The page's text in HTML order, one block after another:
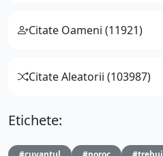
Citate Oameni (11921)
Citate Aleatorii (103987)
Etichete: